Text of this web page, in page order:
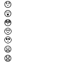
😯
😲
😳
🥺
🥹
😦
😧